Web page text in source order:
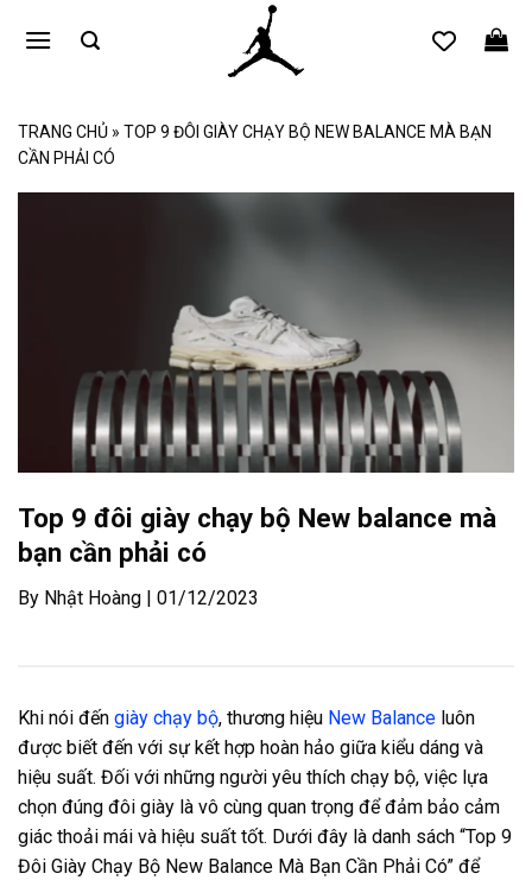
qua
TRANG CHỦ » TOP 9 ĐÔI GIÀY CHẠY BỘ NEW BALANCE MÀ BẠN
CẦN PHẢI CÓ
Top 9 đôi giày chạy bộ New balance mà
bạn cần phải có
By Nhật Hoàng | 01/12/2023
Khi nói đến giày chạy bộ, thương hiệu New Balance luôn
được biết đến với sự kết hợp hoàn hảo giữa kiểu dáng và
hiệu suất. Đối với những người yêu thích chạy bộ, việc lựa
chọn đúng đôi giày là vô cùng quan trọng để đảm bảo cảm
giác thoải mái và hiệu suất tốt. Dưới đây là danh sách “Top 9
Đôi Giày Chạy Bộ New Balance Mà Bạn Cần Phải Có” để